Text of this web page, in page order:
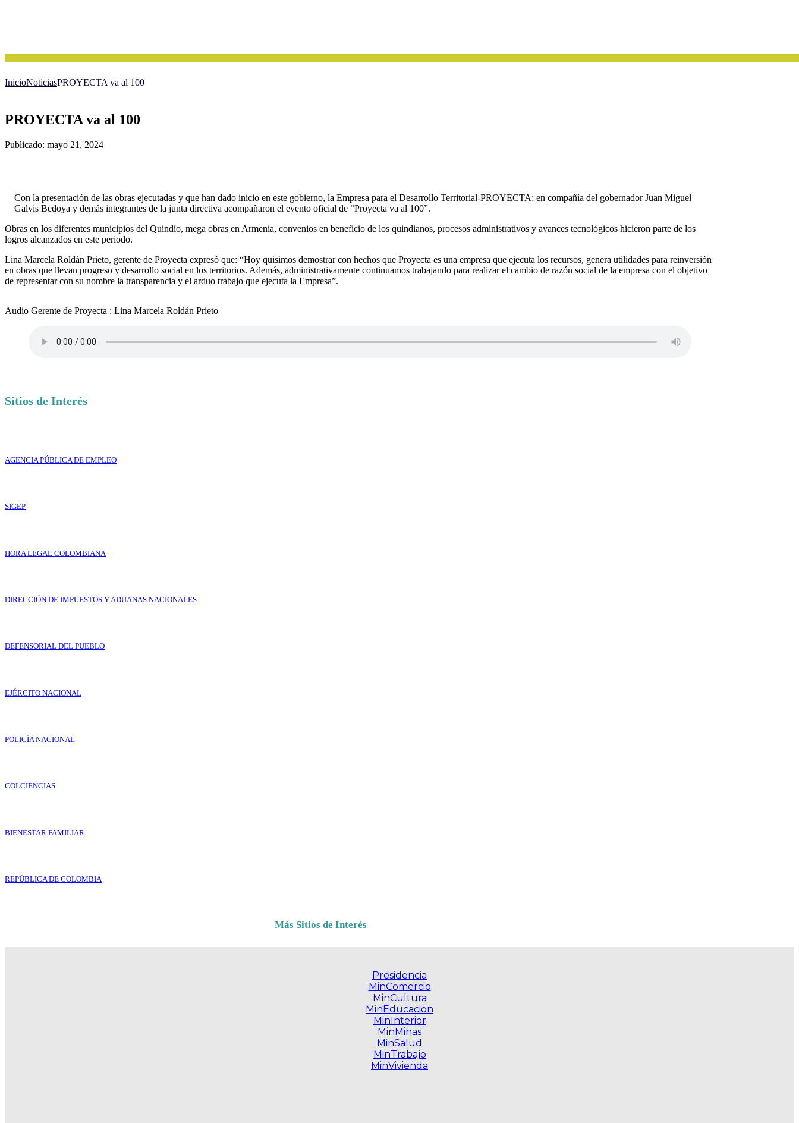
InicioNoticiasPROYECTA va al 100
PROYECTA va al 100
Publicado: mayo 21, 2024
Con la presentación de las obras ejecutadas y que han dado inicio en este gobierno, la Empresa para el Desarrollo Territorial-PROYECTA; en compañía del gobernador Juan Miguel
Galvis Bedoya y demás integrantes de la junta directiva acompañaron el evento oficial de “Proyecta va al 100”.
Obras en los diferentes municipios del Quindío, mega obras en Armenia, convenios en beneficio de los quindianos, procesos administrativos y avances tecnológicos hicieron parte de los
logros alcanzados en este periodo.
Lina Marcela Roldán Prieto, gerente de Proyecta expresó que: “Hoy quisimos demostrar con hechos que Proyecta es una empresa que ejecuta los recursos, genera utilidades para reinversión
en obras que llevan progreso y desarrollo social en los territorios. Además, administrativamente continuamos trabajando para realizar el cambio de razón social de la empresa con el objetivo
de representar con su nombre la transparencia y el arduo trabajo que ejecuta la Empresa”.
Audio Gerente de Proyecta : Lina Marcela Roldán Prieto
Sitios de Interés
AGENCIA PÚBLICA DE EMPLEO
SIGEP
HORA LEGAL COLOMBIANA
DIRECCIÓN DE IMPUESTOS Y ADUANAS NACIONALES
DEFENSORIAL DEL PUEBLO
EJÉRCITO NACIONAL
POLICÍA NACIONAL
COLCIENCIAS
BIENESTAR FAMILIAR
REPÚBLICA DE COLOMBIA
Más Sitios de Interés
Presidencia
MinComercio
MinCultura
MinEducacion
MinInterior
MinMinas
MinSalud
MinTrabajo
MinVivienda